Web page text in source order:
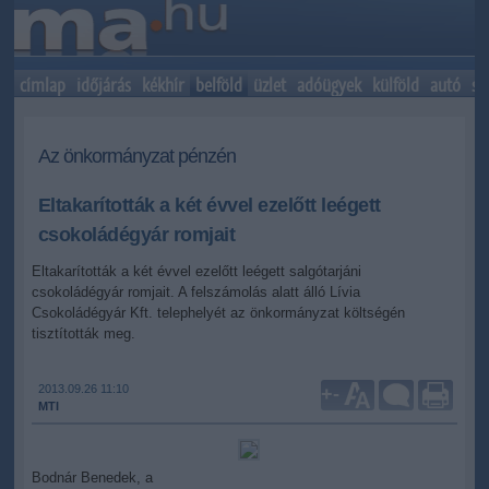
címlap időjárás kékhír belföld üzlet adóügyek külföld autó
Az önkormányzat pénzén
Eltakarították a két évvel ezelőtt leégett
csokoládégyár romjait
Eltakarították a két évvel ezelőtt leégett salgótarjáni
csokoládégyár romjait. A felszámolás alatt álló Lívia
Csokoládégyár Kft. telephelyét az önkormányzat költségén
tisztították meg.
2013.09.26 11:10
MTI
+-
Bodnár Benedek, a